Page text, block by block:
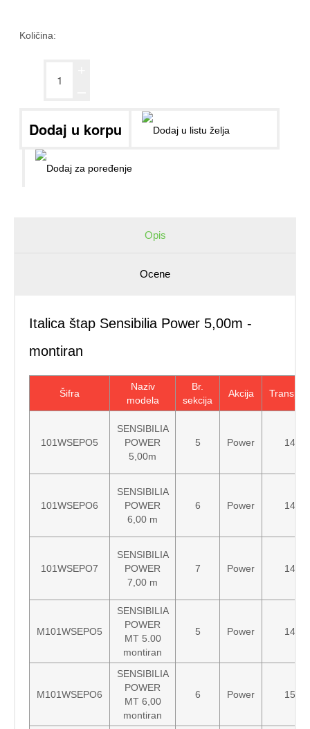
Količina:
Opis
Ocene
Italica štap Sensibilia Power 5,00m -
montiran
Šifra
Naziv
modela
Br.
sekcija
Akcija
101WSEPO5
SENSIBILIA
POWER
5,00m
5 Power 140
101WSEPO6
SENSIBILIA
POWER
6,00 m
6 Power 140
101WSEPO7
SENSIBILIA
POWER
7,00 m
7 Power 140
M101WSEPO5
SENSIBILIA
POWER
MT 5.00
montiran
5 Power 148
M101WSEPO6
SENSIBILIA
POWER
MT 6,00
montiran
6 Power 150